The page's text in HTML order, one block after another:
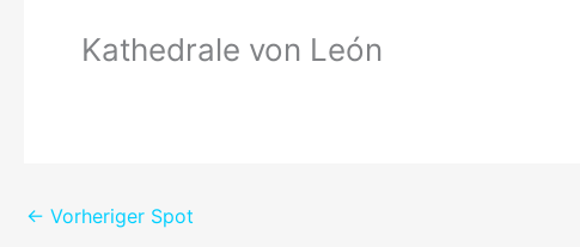
Kathedrale von León
← Vorheriger Spot